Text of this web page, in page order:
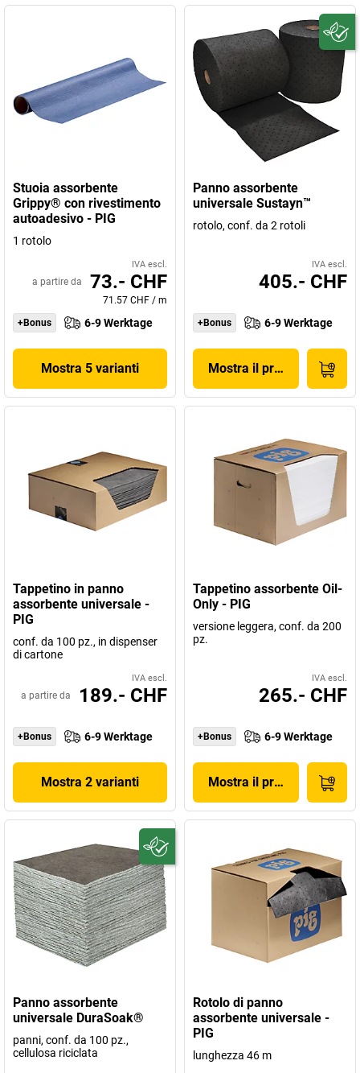
Stuoia assorbente
Grippy® con rivestimento
autoadesivo - PIG
1 rotolo
IVA escl.
a partire da 73.- CHF
71.57 CHF / m
+Bonus
6-9 Werktage
Mostra 5 varianti
Panno assorbente
universale Sustayn™
rotolo, conf. da 2 rotoli
IVA escl.
405.- CHF
+Bonus 6-9 Werktage
Mostra il prodotto
Tappetino in panno
assorbente universale -
PIG
conf. da 100 pz., in dispenser
di cartone
IVA escl.
a partire da 189.- CHF
+Bonus 6-9 Werktage
Mostra 2 varianti
Tappetino assorbente Oil-
Only - PIG
versione leggera, conf. da 200
pz.
IVA escl.
265.- CHF
+Bonus 6-9 Werktage
Mostra il prodotto
Panno assorbente
universale DuraSoak®
panni, conf. da 100 pz.,
cellulosa riciclata
Rotolo di panno
assorbente universale -
PIG
lunghezza 46 m